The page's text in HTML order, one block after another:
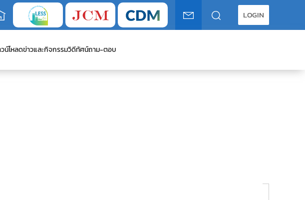
LOGIN
น์โหลดข่าวและกิจกรรมวิดีทัศน์ถาม-ตอบ